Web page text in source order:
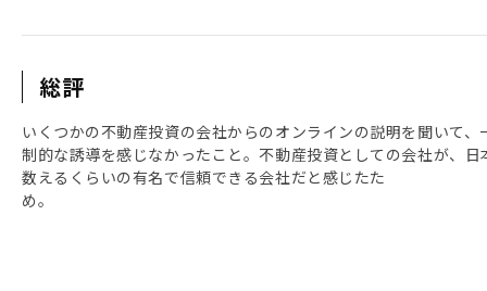
総評
いくつかの不動産投資の会社からのオンラインの説明を聞いて、
制的な誘導を感じなかったこと。不動産投資としての会社が、日
数えるくらいの有名で信頼できる会社だと感じたた
め